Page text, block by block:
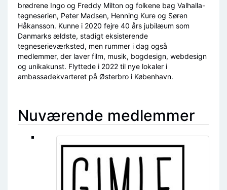
brødrene Ingo og Freddy Milton og folkene bag Valhalla-
tegneserien, Peter Madsen, Henning Kure og Søren
Håkansson. Kunne i 2020 fejre 40 års jubilæum som
Danmarks ældste, stadigt eksisterende
tegneserieværksted, men rummer i dag også
medlemmer, der laver film, musik, bogdesign, webdesign
og unikakunst. Flyttede i 2022 til nye lokaler i
ambassadekvarteret på Østerbro i København.
Nuværende medlemmer